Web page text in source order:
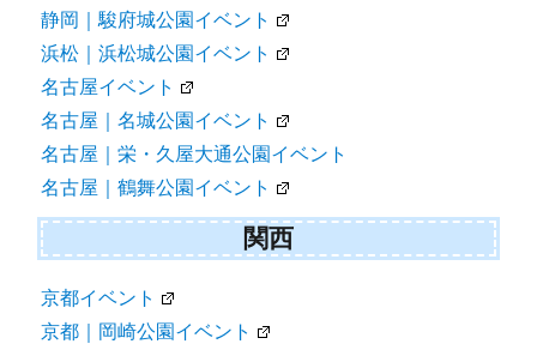
静岡｜駿府城公園イベント
浜松｜浜松城公園イベント
名古屋イベント
名古屋｜名城公園イベント
名古屋｜栄・久屋大通公園イベント
名古屋｜鶴舞公園イベント
関西
京都イベント
京都｜岡崎公園イベント